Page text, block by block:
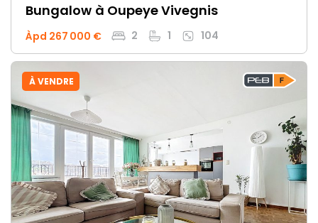
Bungalow à Oupeye Vivegnis
Àpd 267 000 € 2 1 104
À VENDRE